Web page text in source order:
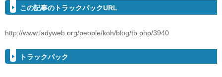
この記事のトラックバックURL
http://www.ladyweb.org/people/koh/blog/tb.php/3940
トラックバック